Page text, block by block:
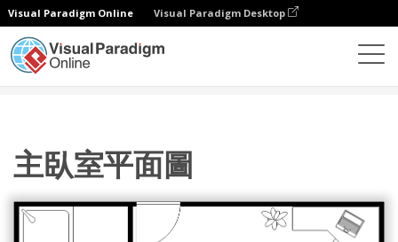
Visual Paradigm Online Visual Paradigm Desktop
主臥室平面圖